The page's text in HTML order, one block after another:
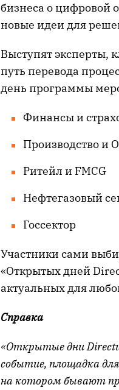
бизнеса о цифровой
новые идеи для
Выступят эксперты,
путь перевода
день программы
Финансы и
Производство и
Ритейл и FMCG
Нефтегазовый
Госсектор
Участники сами
«Открытых дней
актуальных для
Справка
«Открытые дни
событие, площадка
на котором бывают